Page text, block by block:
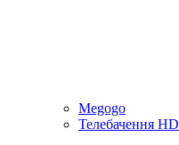
Megogo
Телебачення HD